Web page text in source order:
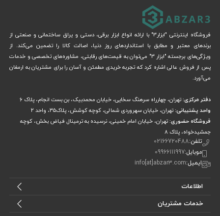
فروشگاه اینترنتی "ابزار3" با ارائه انواع ابزار برقی، دستی و یراق ساختمانی و صنعتی از
برندهای معتبر و مطابق با استانداردهای روز دنیا، اصالت کالا را تضمین می‌کند. از
ویژگی‌های برجسته "ابزار 3" می‌توان به قیمت‌های رقابتی، مشاوره‌های تخصصی و خدمات
پس از فروش عالی اشاره کرد که تجربه خریدی مطمئن و آسان را برای مشتریان به ارمغان
می‌آورد.
دفتر مرکزی:تهران، چهارراه سرهنگ سخایی، خیابان محمدبیک، بن بست انجام، پلاک 6
واحد پشتیبانی:تهران، خیابان سهروردی شمالی، کوچه کوشش، پلاک۳۵، واحد ۲
فروشگاه حضوری:تهران، خیابان امام خمینی، نرسیده به ترمینال فیاض بخش، کوچه
جمشیدخواه، پلاک ۸
تلفن:02166720488
موبایل:09966111997
ایمیل:info[at]abzar3.com
اطلاعات
خدمات مشتریان